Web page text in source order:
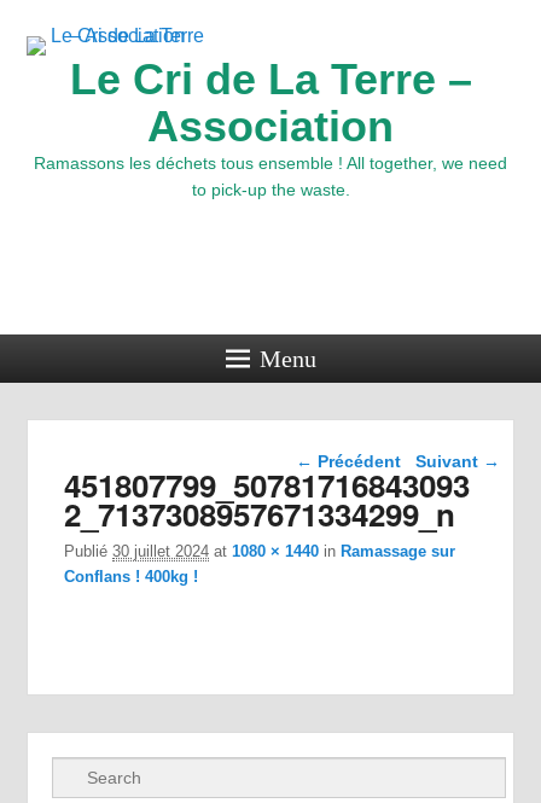
Le Cri de La Terre –
Association
Ramassons les déchets tous ensemble ! All together, we need
to pick-up the waste.
Menu
Navigation dans les
images
← Précédent Suivant →
451807799_50781716843093
2_7137308957671334299_n
Publié30 juillet 2024 at1080 × 1440 inRamassage sur
Conflans ! 400kg !
Recherche